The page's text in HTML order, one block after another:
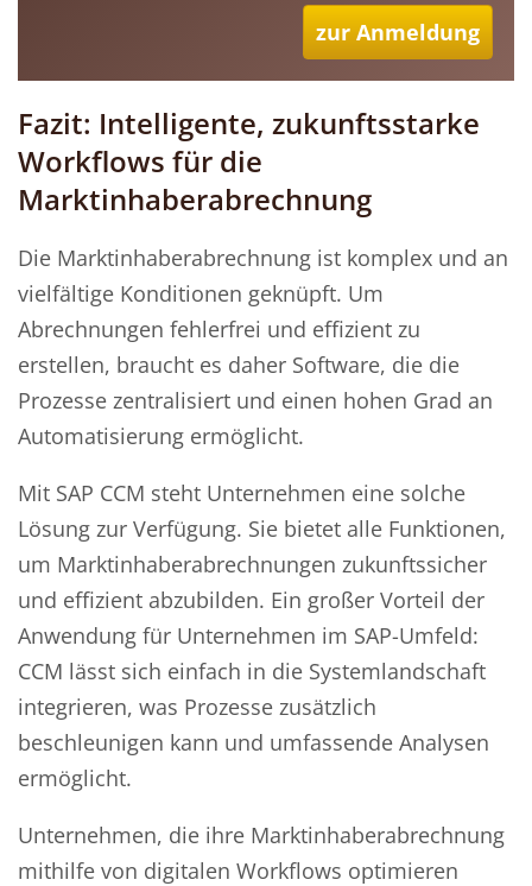
zur Anmeldung
Fazit: Intelligente, zukunftsstarke
Workflows für die
Marktinhaberabrechnung
Die Marktinhaberabrechnung ist komplex und an
vielfältige Konditionen geknüpft. Um
Abrechnungen fehlerfrei und effizient zu
erstellen, braucht es daher Software, die die
Prozesse zentralisiert und einen hohen Grad an
Automatisierung ermöglicht.
Mit SAP CCM steht Unternehmen eine solche
Lösung zur Verfügung. Sie bietet alle Funktionen,
um Marktinhaberabrechnungen zukunftssicher
und effizient abzubilden. Ein großer Vorteil der
Anwendung für Unternehmen im SAP-Umfeld:
CCM lässt sich einfach in die Systemlandschaft
integrieren, was Prozesse zusätzlich
beschleunigen kann und umfassende Analysen
ermöglicht.
Unternehmen, die ihre Marktinhaberabrechnung
mithilfe von digitalen Workflows optimieren